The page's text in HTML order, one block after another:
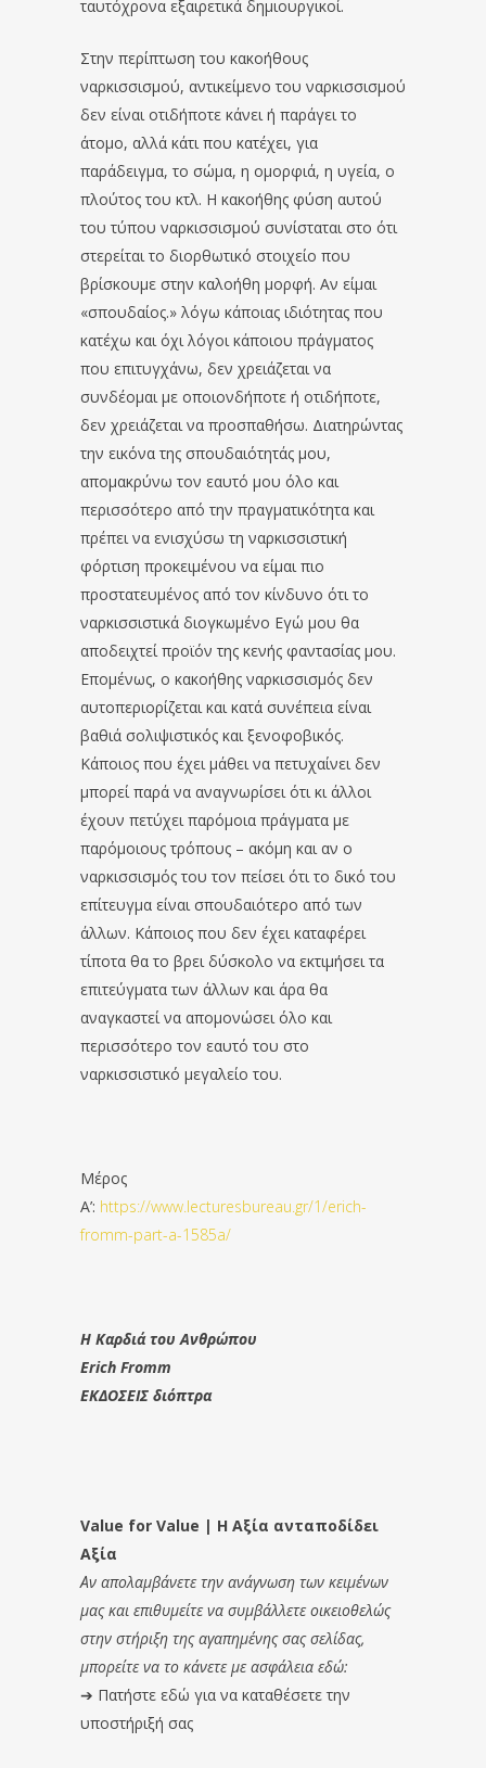
ταυτόχρονα εξαιρετικά δημιουργικοί.
Στην περίπτωση του κακοήθους
ναρκισσισμού, αντικείμενο του ναρκισσισμού
δεν είναι οτιδήποτε κάνει ή παράγει το
άτομο, αλλά κάτι που κατέχει, για
παράδειγμα, το σώμα, η ομορφιά, η υγεία, ο
πλούτος του κτλ. Η κακοήθης φύση αυτού
του τύπου ναρκισσισμού συνίσταται στο ότι
στερείται το διορθωτικό στοιχείο που
βρίσκουμε στην καλοήθη μορφή. Αν είμαι
«σπουδαίος.» λόγω κάποιας ιδιότητας που
κατέχω και όχι λόγοι κάποιου πράγματος
που επιτυγχάνω, δεν χρειάζεται να
συνδέομαι με οποιονδήποτε ή οτιδήποτε,
δεν χρειάζεται να προσπαθήσω. Διατηρώντας
την εικόνα της σπουδαιότητάς μου,
απομακρύνω τον εαυτό μου όλο και
περισσότερο από την πραγματικότητα και
πρέπει να ενισχύσω τη ναρκισσιστική
φόρτιση προκειμένου να είμαι πιο
προστατευμένος από τον κίνδυνο ότι το
ναρκισσιστικά διογκωμένο Εγώ μου θα
αποδειχτεί προϊόν της κενής φαντασίας μου.
Επομένως, ο κακοήθης ναρκισσισμός δεν
αυτοπεριορίζεται και κατά συνέπεια είναι
βαθιά σολιψιστικός και ξενοφοβικός.
Κάποιος που έχει μάθει να πετυχαίνει δεν
μπορεί παρά να αναγνωρίσει ότι κι άλλοι
έχουν πετύχει παρόμοια πράγματα με
παρόμοιους τρόπους – ακόμη και αν ο
ναρκισσισμός του τον πείσει ότι το δικό του
επίτευγμα είναι σπουδαιότερο από των
άλλων. Κάποιος που δεν έχει καταφέρει
τίποτα θα το βρει δύσκολο να εκτιμήσει τα
επιτεύγματα των άλλων και άρα θα
αναγκαστεί να απομονώσει όλο και
περισσότερο τον εαυτό του στο
ναρκισσιστικό μεγαλείο του.
Μέρος
Α’: https://www.lecturesbureau.gr/1/erich-
fromm-part-a-1585a/
Η Καρδιά του Ανθρώπου
Erich Fromm
ΕΚΔΟΣΕΙΣ διόπτρα
Value for Value | Η Αξία ανταποδίδει
Αξία
Αν απολαμβάνετε την ανάγνωση των κειμένων
μας και επιθυμείτε να συμβάλλετε οικειοθελώς
στην στήριξη της αγαπημένης σας σελίδας,
μπορείτε να το κάνετε με ασφάλεια εδώ:
➔ Πατήστε εδώ για να καταθέσετε την
υποστήριξή σας